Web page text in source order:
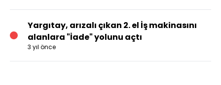
Yargıtay, arızalı çıkan 2. el İş makinasını
alanlara "İade" yolunu açtı
3 yıl önce